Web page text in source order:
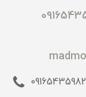
09165435982